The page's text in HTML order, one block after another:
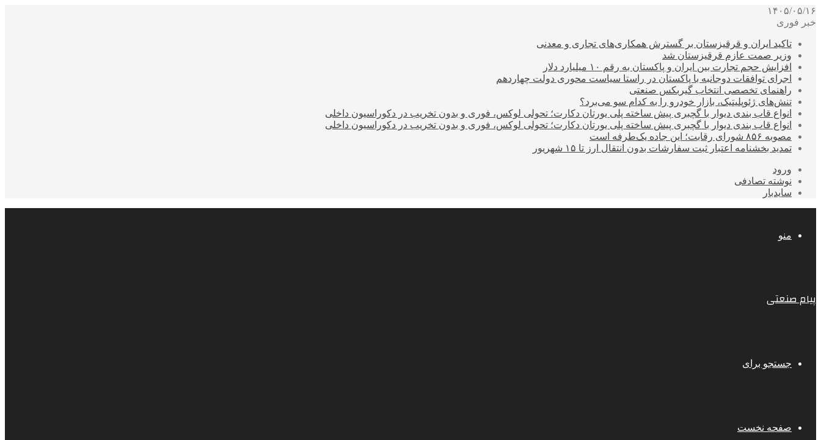
۱۴۰۵/۰۵/۱۶
خبر فوری
تاکید ایران و قرقیزستان بر گسترش همکاری‌های تجاری و معدنی
وزیر صمت عازم قرقیزستان شد
افزایش حجم تجارت بین ایران و پاکستان به رقم ۱۰ میلیارد دلار
اجرای توافقات دوجانبه با پاکستان در راستا سیاست محوری دولت چهاردهم
راهنمای تخصصی انتخاب گیربکس صنعتی
تنش‌های ژئوپلیتیک، بازار خودرو را به کدام سو می‌برد؟
انواع قاب بندی دیوار با گچبری پیش ساخته پلی یورتان دکارت؛ تحولی لوکس، فوری و بدون تخریب در دکوراسیون داخلی
انواع قاب بندی دیوار با گچبری پیش ساخته پلی یورتان دکارت؛ تحولی لوکس، فوری و بدون تخریب در دکوراسیون داخلی
مصوبه ۸۵۶ شورای رقابت؛ این جاده یک‌طرفه است
تمدید بخشنامه اعتبار ثبت سفارشات بدون انتقال ارز تا ۱۵ شهریور
ورود
نوشته تصادفی
سایدبار
منو
پیام صنعتی
جستجو برای
صفحه نخست